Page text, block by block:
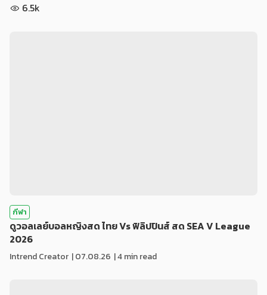
6.5k
กีฬา
ดูวอลเลย์บอลหญิงสด ไทย Vs ฟิลิปปินส์ สด SEA V League
2026
Intrend Creator |07.08.26 | 4 min read